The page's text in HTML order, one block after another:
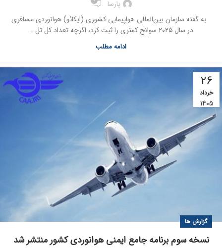
پارسا
به گفته سازمان بین‌المللی هواپیمایی کشوری (ایکائو) هوانوردی مسافری
در سال ۲۰۲۵ سوانح کمتری را ثبت کرد، اگرچه تعداد کل تل...
ادامه مطلب
26
خرداد
1405
گزارش ها
نسخه سوم برنامه جامع ایمنی هوانوردی کشور منتشر شد